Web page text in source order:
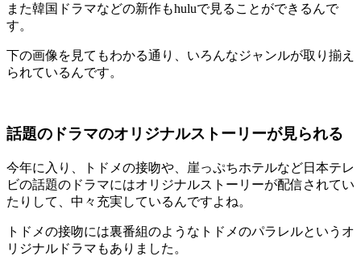
また韓国ドラマなどの新作もhuluで見ることができるんで
す。
下の画像を見てもわかる通り、いろんなジャンルが取り揃え
られているんです。
話題のドラマのオリジナルストーリーが見られる
今年に入り、トドメの接吻や、崖っぷちホテルなど日本テレ
ビの話題のドラマにはオリジナルストーリーが配信されてい
たりして、中々充実しているんですよね。
トドメの接吻には裏番組のようなトドメのパラレルというオ
リジナルドラマもありました。